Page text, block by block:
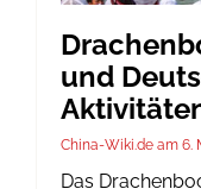
und
China-Wiki.de 6.
Das